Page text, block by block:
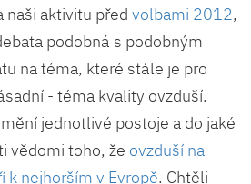
naši aktivitu před volbami 2012,
podobná s podobným
na téma, které stále je pro
- téma kvality ovzduší.
jednotlivé postoje a do jaké
vědomi toho, že ovzduší na
k nejhorším v Evropě. Chtěli